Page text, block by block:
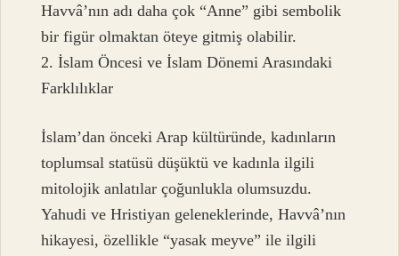
Havvâ’nın adı daha çok “Anne” gibi sembolik
bir figür olmaktan öteye gitmiş olabilir.
2. İslam Öncesi ve İslam Dönemi Arasındaki
Farklılıklar
İslam’dan önceki Arap kültüründe, kadınların
toplumsal statüsü düşüktü ve kadınla ilgili
mitolojik anlatılar çoğunlukla olumsuzdu.
Yahudi ve Hristiyan geleneklerinde, Havvâ’nın
hikayesi, özellikle “yasak meyve” ile ilgili